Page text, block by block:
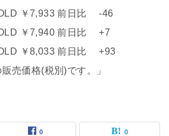
￥7,933 前日比 -46
￥7,940 前日比 +7
￥8,033 前日比 +93
売価格(税別)です。」
0 0